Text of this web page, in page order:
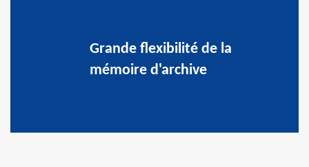
Grande flexibilité de la
mémoire d'archive